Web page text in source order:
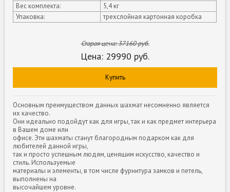
Вес комплекта:
5,4 кг
Упаковка:
трехслойная картонная коробка
Старая цена:37160руб.
Цена: 29990 руб.
Купить
Основным преимуществом данных шахмат несомненно является
их качество.
Они идеально подойдут как для игры, так и как предмет интерьера
в Вашем доме или
офисе. Эти шахматы станут благородным подарком как для
любителей данной игры,
так и просто успешным людям, ценящим искусство, качество и
стиль. Используемые
материалы и элементы, в том числе фурнитура замков и петель,
выполнены на
высочайшем уровне.